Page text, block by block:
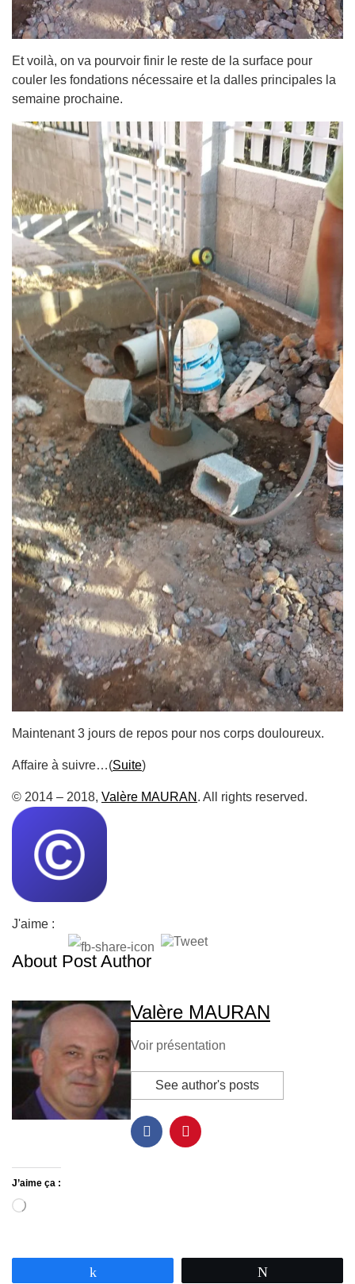
Et voilà, on va pourvoir finir le reste de la surface pour
couler les fondations nécessaire et la dalles principales la
semaine prochaine.
Maintenant 3 jours de repos pour nos corps douloureux.
Affaire à suivre…(Suite)
© 2014 – 2018, Valère MAURAN . All rights reserved.
J'aime :
About Post Author
Valère MAURAN
Voir présentation
See author's posts
J’aime ça :